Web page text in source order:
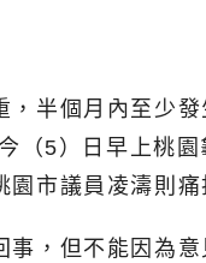
半個月內至少
（5）日早上桃
市議員凌濤則
，但不能因為